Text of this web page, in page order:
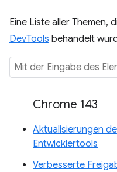
Eine Liste aller Themen,
DevTools behandelt
Chrome 143
Aktualisierungen
Entwicklertools
Verbesserte